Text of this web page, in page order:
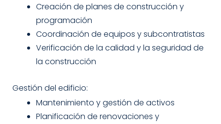
Creación de planes de construcción y
programación
Coordinación de equipos y subcontratistas
Verificación de la calidad y la seguridad de
la construcción
Gestión del edificio:
Mantenimiento y gestión de activos
Planificación de renovaciones y